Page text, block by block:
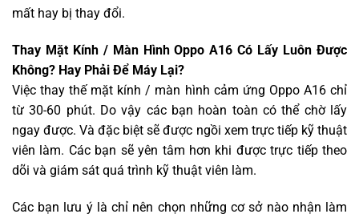
mất hay bị thay đổi.
Thay Mặt Kính / Màn Hình Oppo A16 Có Lấy Luôn Được
Không? Hay Phải Để Máy Lại?
Việc thay thế mặt kính / màn hình cảm ứng Oppo A16 chỉ
từ 30-60 phút. Do vậy các bạn hoàn toàn có thể chờ lấy
ngay được. Và đặc biệt sẽ được ngồi xem trực tiếp kỹ thuật
viên làm. Các bạn sẽ yên tâm hơn khi được trực tiếp theo
dõi và giám sát quá trình kỹ thuật viên làm.
Các bạn lưu ý là chỉ nên chọn những cơ sở nào nhận làm